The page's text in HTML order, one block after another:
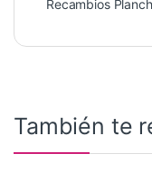
Recambios
También te